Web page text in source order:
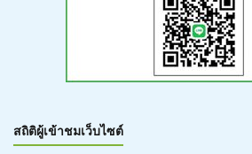
สถิติผู้เข้าชมเว็บไซต์